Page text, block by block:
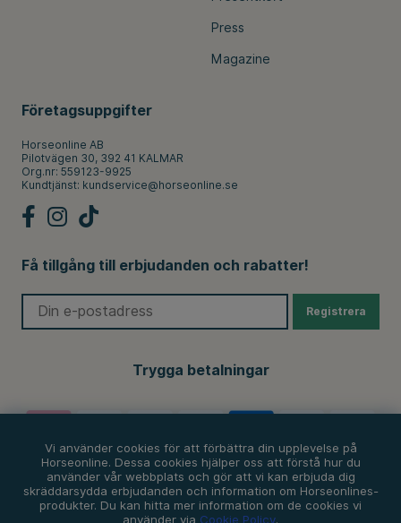
Press
Magazine
Företagsuppgifter
Horseonline AB
Pilotvägen 30, 392 41 KALMAR
Org.nr: 559123-9925
Kundtjänst: kundservice@horseonline.se
Få tillgång till erbjudanden och rabatter!
Registrera
Trygga betalningar
Vi använder cookies för att förbättra din upplevelse på
Horseonline. Dessa cookies hjälper oss att förstå hur du
använder vår webbplats och gör att vi kan erbjuda dig
skräddarsydda erbjudanden och information om Horseonlines-
produkter. Du kan hitta mer information om de cookies vi
använder via Cookie Policy.